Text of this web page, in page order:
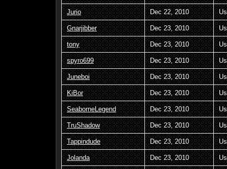
Jurio Dec 22, 2010
Gnarjibber Dec 23, 2010
tony Dec 23, 2010
spyro699 Dec 23, 2010
Juneboi Dec 23, 2010
KiBor Dec 23, 2010
SeaborneLegend Dec 23, 2010
TruShadow Dec 23, 2010
Tappindude Dec 23, 2010
Jolanda Dec 23, 2010